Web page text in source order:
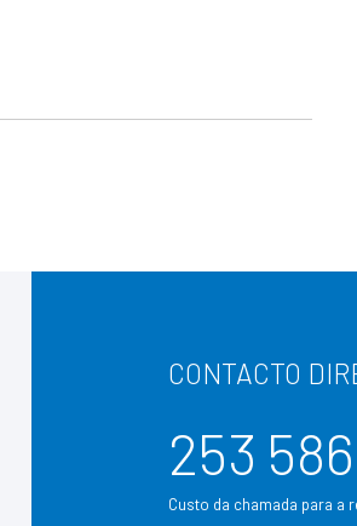
CONTACTO
253
Custo da chamada para a